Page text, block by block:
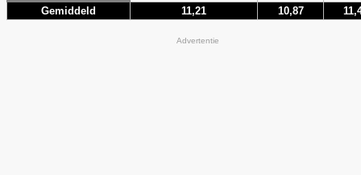
Gemiddeld 11,21 10,87
Advertentie